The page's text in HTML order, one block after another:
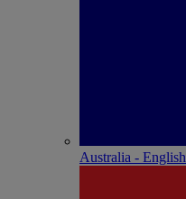
Australia - English